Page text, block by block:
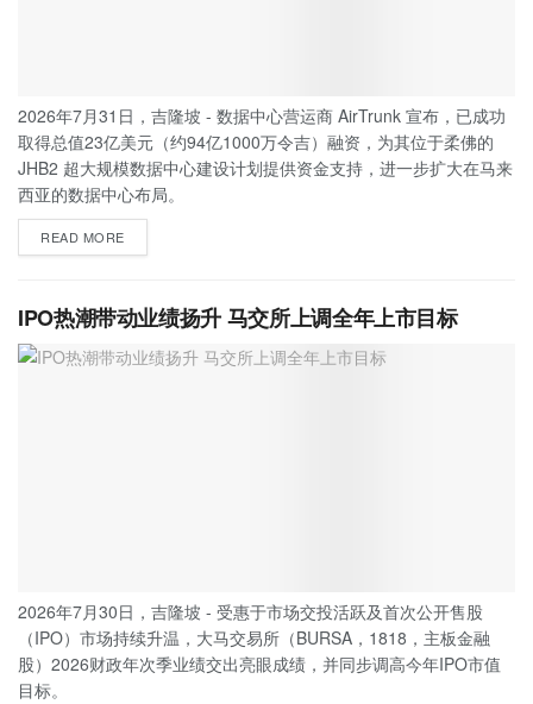
2026年7月31日，吉隆坡 - 数据中心营运商 AirTrunk 宣布，已成功
取得总值23亿美元（约94亿1000万令吉）融资，为其位于柔佛的
JHB2 超大规模数据中心建设计划提供资金支持，进一步扩大在马来
西亚的数据中心布局。
READ MORE
IPO热潮带动业绩扬升 马交所上调全年上市目标
2026年7月30日，吉隆坡 - 受惠于市场交投活跃及首次公开售股
（IPO）市场持续升温，大马交易所（BURSA，1818，主板金融
股）2026财政年次季业绩交出亮眼成绩，并同步调高今年IPO市值
目标。